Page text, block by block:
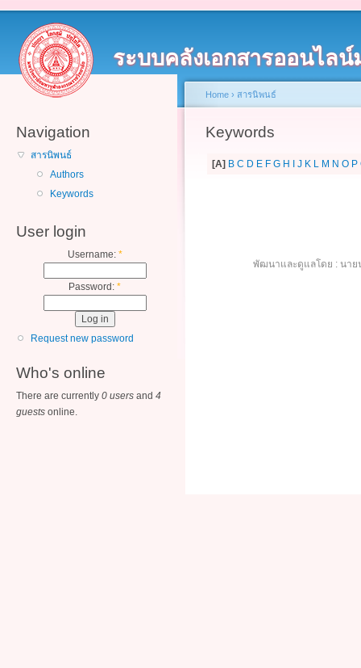
ระบบคลังเอกสารออนไล
Navigation
สารนิพนธ์
Authors
Keywords
User login
Username: *
Password: *
Request new password
Who's online
There are currently 0 users and 4
guests online.
Home › สารนิพนธ์
Keywords
[A] B C D E F G H J K L M N O P
พัฒนาและดูแลโดย : นาย